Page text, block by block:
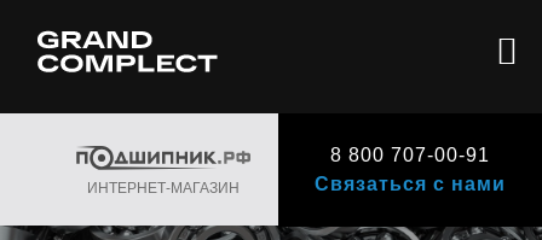
ИНТЕРНЕТ-МАГАЗИН
8 800 707-00-91
Связаться с нами